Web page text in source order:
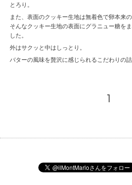
とろり。
また、表面のクッキー生地は無着色で卵本来
そんなクッキー生地の表面にグラニュー糖を
した。
外はサクッと中はしっとり。
バターの風味を贅沢に感じられるこだわりの
1